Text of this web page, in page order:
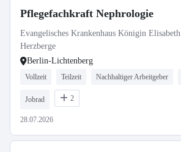
Pflegefachkraft Nephrologie
Evangelisches Krankenhaus Königin Elisabeth
Herzberge
Berlin-Lichtenberg
Vollzeit Teilzeit Nachhaltiger Arbeitgeber
Jobrad 2
28.07.2026